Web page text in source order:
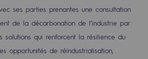
historiques
ses parties prenantes une consultation
de la décarbonation de l’industrie par
solutions qui renforcent la résilience du
opportunités de réindustrialisation,